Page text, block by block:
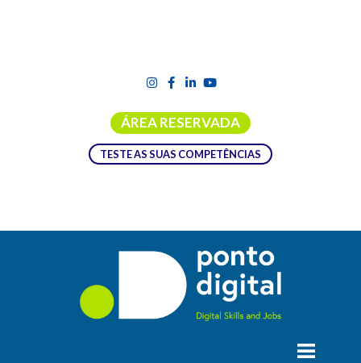
ÁREA RESERVADA
TESTE AS SUAS COMPETÊNCIAS